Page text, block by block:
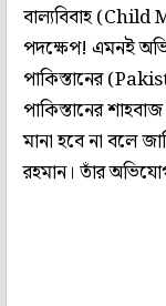
বাল্যবিবাহ (Child
পদক্ষেপ! এমনই
পাকিস্তানের
পাকিস্তানের
মানা হবে না বলে
রহমান। তাঁর